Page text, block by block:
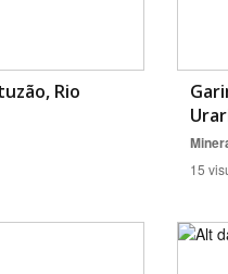
Rio
15